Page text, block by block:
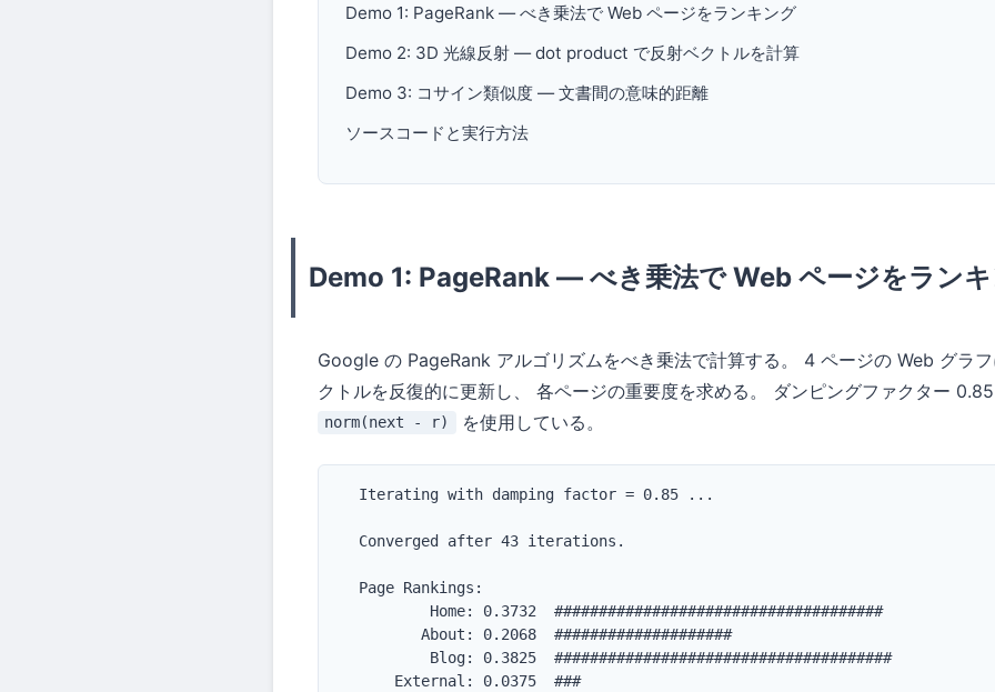
Demo 1: PageRank — べき乗法で Web ページをランキング
Demo 2: 3D 光線反射 — dot product で反射ベクトルを計算
Demo 3: コサイン類似度 — 文書間の意味的距離
ソースコードと実行方法
Demo 1: PageRank — べき乗法で Web ページをラン
Google の PageRank アルゴリズムをべき乗法で計算する。 4 ページの Web グラ
クトルを反復的に更新し、 各ページの重要度を求める。 ダンピングファクター
norm(next - r) を使用している。
  Iterating with damping factor = 0.85 ...
  Converged after 43 iterations.
  Page Rankings:
          Home: 0.3732  #####################################
         About: 0.2068  ####################
          Blog: 0.3825  ######################################
      External: 0.0375  ###